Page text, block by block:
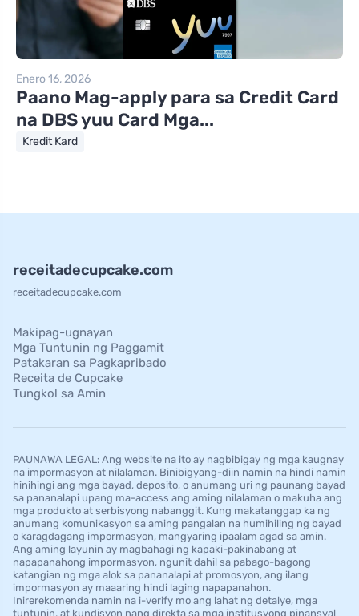
Enero 16, 2026
Paano Mag-apply para sa Credit Card
na DBS yuu Card Mga...
Kredit Kard
receitadecupcake.com
receitadecupcake.com
Makipag-ugnayan
Mga Tuntunin ng Paggamit
Patakaran sa Pagkapribado
Receita de Cupcake
Tungkol sa Amin
PAUNAWA LEGAL: Ang website na ito ay nagbibigay ng mga kaugnay
na impormasyon at nilalaman. Binibigyang-diin namin na hindi namin
hinihingi ang mga bayad, deposito, o anumang uri ng paunang bayad
sa pananalapi upang ma-access ang aming nilalaman o makuha ang
mga produkto at serbisyong nabanggit. Kung makatanggap ka ng
anumang komunikasyon sa aming pangalan na humihiling ng bayad
o karagdagang impormasyon, mangyaring ipaalam agad sa amin.
Ang aming layunin ay magbahagi ng kapaki-pakinabang at
napapanahong impormasyon, ngunit dahil sa pabago-bagong
katangian ng mga alok sa pananalapi at promosyon, ang ilang
impormasyon ay maaaring hindi laging napapanahon.
Inirerekomenda namin na i-verify mo ang lahat ng detalye, mga
tuntunin, at kundisyon nang direkta sa mga institusyong pinansyal